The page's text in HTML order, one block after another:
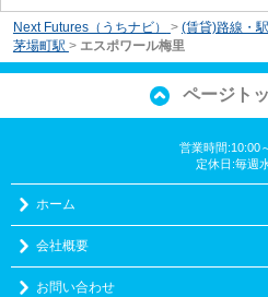
Next Futures（うちナビ） > (賃貸)路線・
茅場町駅 > エスポワール梅里
ページト
営業時間:10:00
定休日:毎週
ホーム
会社概要
お問い合わせ